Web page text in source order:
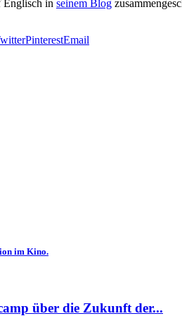
Englisch in seinem Blog
PinterestEmail
im Kino.
über die Zukunft der...